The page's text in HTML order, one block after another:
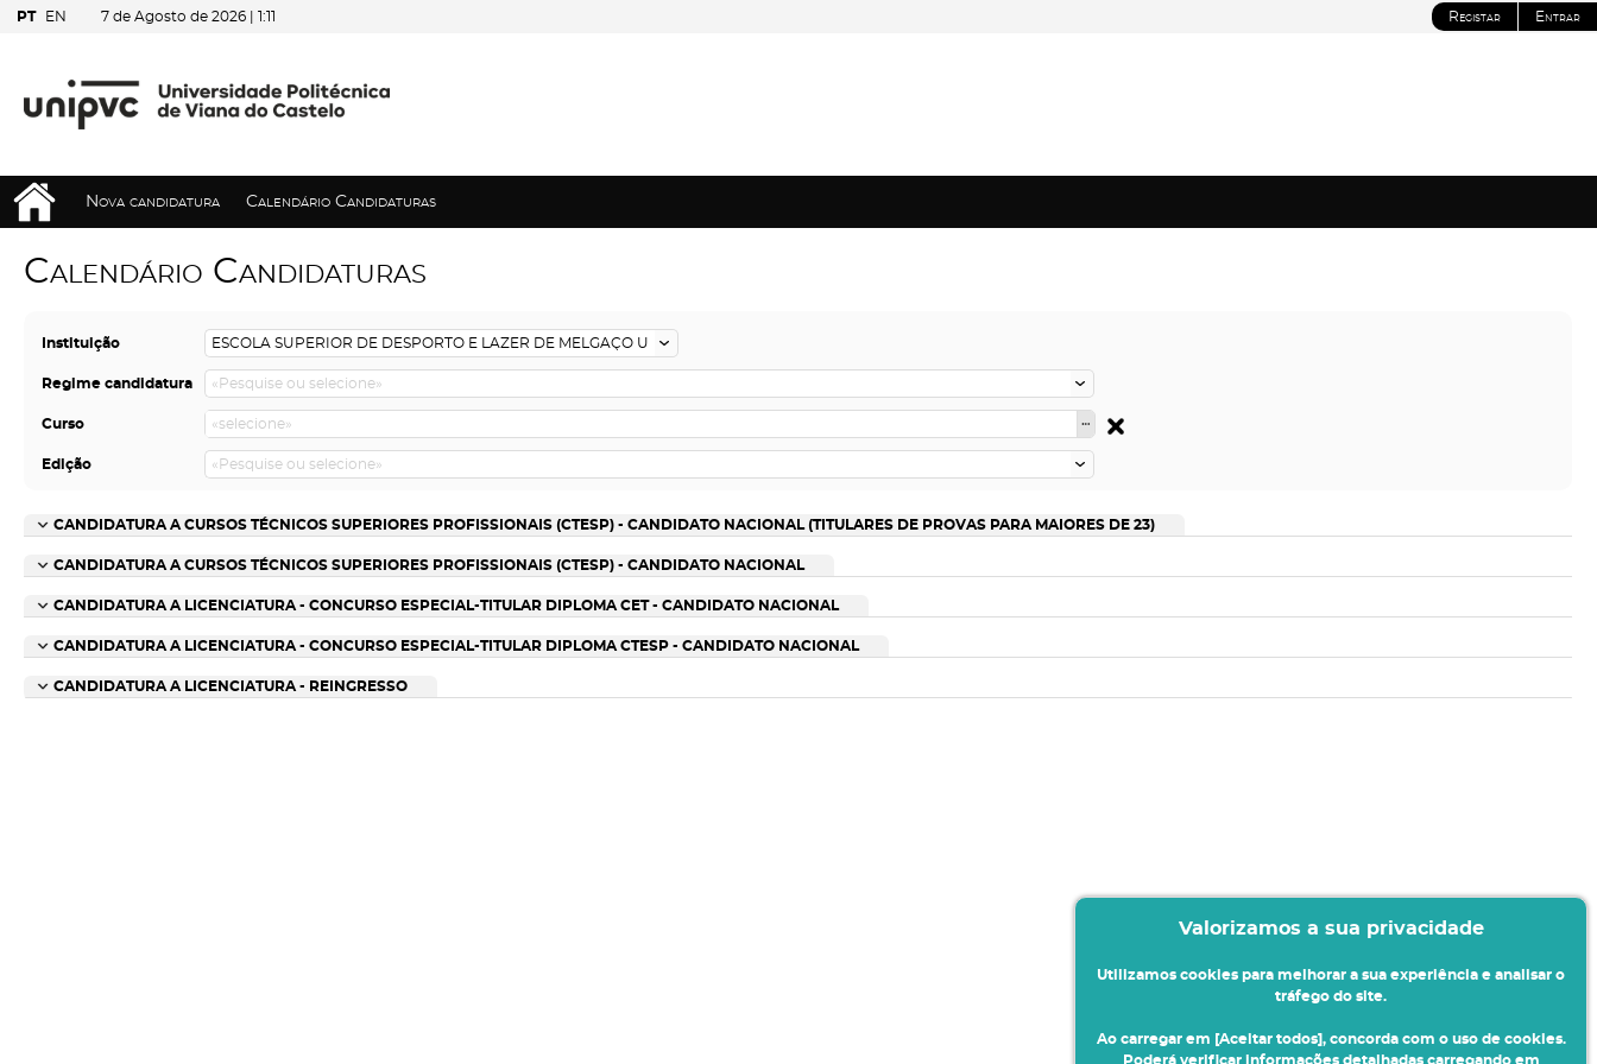
PT EN 7 de Agosto de 2026 | 1:11 Registar Entrar
Nova candidatura Calendário Candidaturas
Calendário Candidaturas
Instituição
Regime candidatura
Curso
Edição
CANDIDATURA A CURSOS TÉCNICOS SUPERIORES PROFISSIONAIS (CTESP) - CANDIDATO NACIONAL (TITULARES DE PROVAS PARA MAIORES DE 23)
CANDIDATURA A CURSOS TÉCNICOS SUPERIORES PROFISSIONAIS (CTESP) - CANDIDATO NACIONAL
CANDIDATURA A LICENCIATURA - CONCURSO ESPECIAL-TITULAR DIPLOMA CET - CANDIDATO NACIONAL
CANDIDATURA A LICENCIATURA - CONCURSO ESPECIAL-TITULAR DIPLOMA CTESP - CANDIDATO NACIONAL
CANDIDATURA A LICENCIATURA - REINGRESSO
Valorizamos a sua privacidade
Utilizamos cookies para melhorar a sua experiência e analisar o
tráfego do site.
Ao carregar em [Aceitar todos], concorda com o uso de cookies.
Poderá verificar informações detalhadas carregando em